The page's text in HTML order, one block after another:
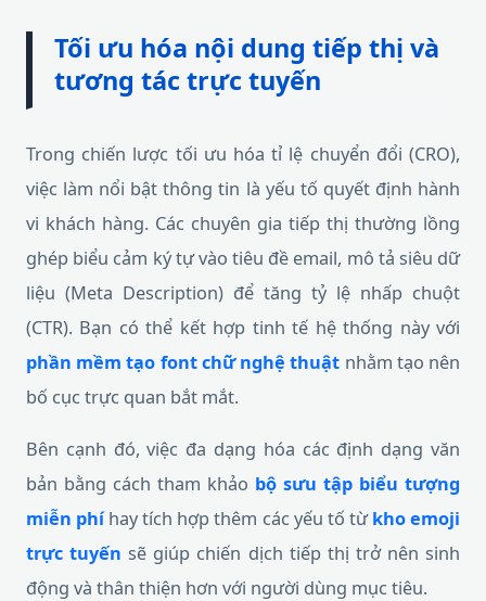
Tối ưu hóa nội dung tiếp thị và
tương tác trực tuyến
Trong chiến lược tối ưu hóa tỉ lệ chuyển đổi (CRO),
việc làm nổi bật thông tin là yếu tố quyết định hành
vi khách hàng. Các chuyên gia tiếp thị thường lồng
ghép biểu cảm ký tự vào tiêu đề email, mô tả siêu dữ
liệu (Meta Description) để tăng tỷ lệ nhấp chuột
(CTR). Bạn có thể kết hợp tinh tế hệ thống này với
phần mềm tạo font chữ nghệ thuật nhằm tạo nên
bố cục trực quan bắt mắt.
Bên cạnh đó, việc đa dạng hóa các định dạng văn
bản bằng cách tham khảo bộ sưu tập biểu tượng
miễn phíhay tích hợp thêm các yếu tố từkho emoji
trực tuyến sẽ giúp chiến dịch tiếp thị trở nên sinh
động và thân thiện hơn với người dùng mục tiêu.